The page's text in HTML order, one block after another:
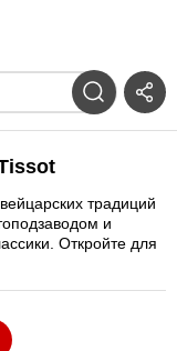
традиций
и
Откройте для